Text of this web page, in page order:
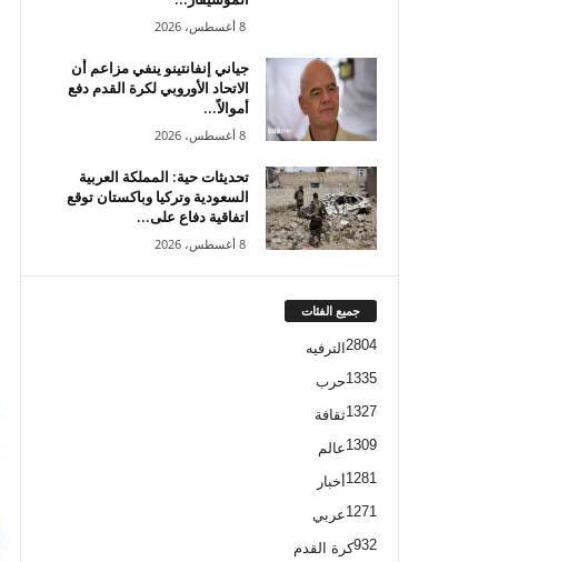
8 أغسطس، 2026
جياني إنفانتينو ينفي مزاعم أن
الاتحاد الأوروبي لكرة القدم دفع
أموالاً...
8 أغسطس، 2026
تحديثات حية: المملكة العربية
السعودية وتركيا وباكستان توقع
اتفاقية دفاع على...
8 أغسطس، 2026
جميع الفئات
الترفيه 2804
حرب1335
ثقافة1327
عالم1309
أخبار 1281
عربي1271
كرة القدم932